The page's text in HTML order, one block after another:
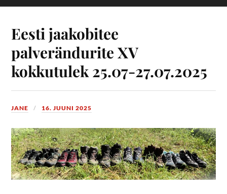
Eesti jaakobitee
palverändurite XV
kokkutulek 25.07-27.07.2025
JANE 16. JUUNI 2025